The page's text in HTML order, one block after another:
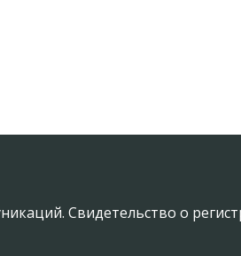
Свидетельство о